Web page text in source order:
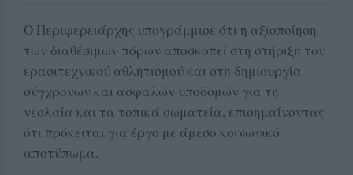
Ο Περιφερειάρχης υπογράμμισε ότι η αξιοποίηση
των διαθέσιμων πόρων αποσκοπεί στη στήριξη του
ερασιτεχνικού αθλητισμού και στη δημιουργία
σύγχρονων και ασφαλών υποδομών για τη
νεολαία και τα τοπικά σωματεία, επισημαίνοντας
ότι πρόκειται για έργο με άμεσο κοινωνικό
αποτύπωμα.